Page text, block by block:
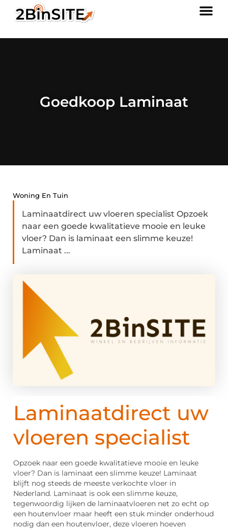
Goedkoop Laminaat
Woning En Tuin
Laminaatdirect uw vloeren specialist Opzoek
naar een goede kwalitatieve mooie en leuke
vloer? Dan is laminaat een slimme keuze!
Laminaat ...
Laminaatdirect uw
vloeren specialist
Opzoek naar een goede kwalitatieve mooie en leuke
vloer? Dan is laminaat een slimme keuze! Laminaat
blijft nog steeds de meeste verkochte vloer in
Nederland. Laminaat is ook een slimme keuze,
tegenwoordig lijken de laminaatvloeren net zo echt op
een houtenvloer maar heeft een stuk minder onderhoud
nodig dan een houtenvloer, deze vloeren hoeven